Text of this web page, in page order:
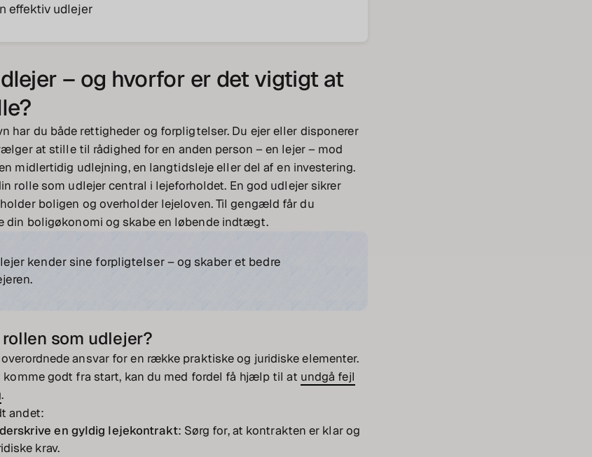
effektiv udlejer
– og hvorfor er det vigtigt at
har du både rettigheder og forpligtelser. Du ejer eller disponerer
at stille til rådighed for en anden person – en lejer – mod
midlertidig udlejning, en langtidsleje eller del af en investering.
rolle som udlejer central i lejeforholdet. En god udlejer sikrer
boligen og overholder lejeloven. Til gengæld får du
din boligøkonomi og skabe en løbende indtægt.
kender sine forpligtelser – og skaber et bedre
som udlejer?
ansvar for en række praktiske og juridiske elementer.
godt fra start, kan du med fordel få hjælp til at undgå fejl
.
andet:
en gyldig lejekontrakt: Sørg for, at kontrakten er klar og
krav.